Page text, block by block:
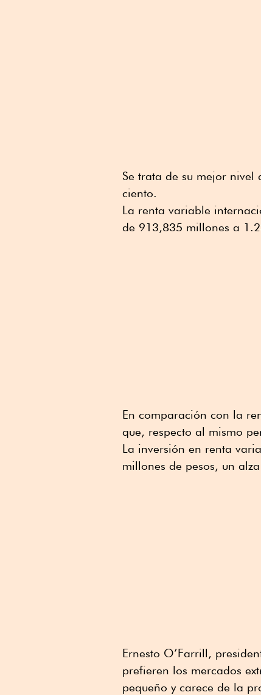
Se trata de su mejor
ciento.
La renta variable
de 913,835 millones a
En comparación con la
que, respecto al mismo
La inversión en renta
millones de pesos, un
Ernesto O’Farrill,
prefieren los mercados
pequeño y carece de la